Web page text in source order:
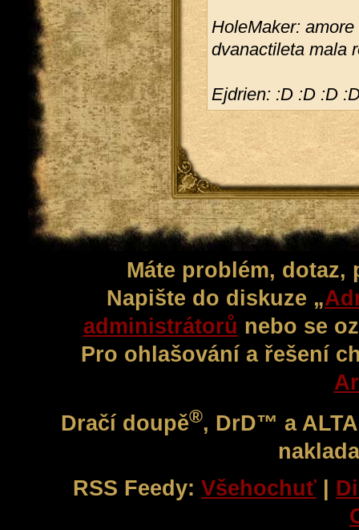
HoleMaker:
dvanactileta mala
Ejdrien: :D :D :D
Máte problém,
Napište do diskuze „
administrátorů nebo se
Pro ohlašování a řešení
Dračí doupě®, DrD™ a
RSS Feedy: Všehochuť